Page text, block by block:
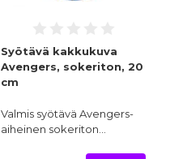
Syötävä kakkukuva
Avengers, sokeriton, 20
cm
Valmis syötävä Avengers-
aiheinen sokeriton…